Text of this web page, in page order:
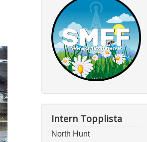
Intern Topplista
North Hunt